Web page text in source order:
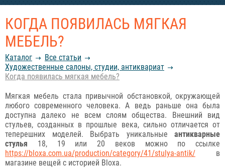
КОГДА ПОЯВИЛАСЬ МЯГКАЯ
МЕБЕЛЬ?
Каталог
Все статьи
Художественные салоны, студии, антиквариат
Когда появилась мягкая мебель?
Мягкая мебель стала привычной обстановкой, окружающей
любого современного человека. А ведь раньше она была
доступна далеко не всем слоям общества. Внешний вид
стульев, созданных в прошлые века, сильно отличается от
теперешних моделей. Выбрать уникальные антикварные
стулья 18, 19 или 20 веков можно по ссылке
https://bloxa.com.ua/production/category/41/stulya-antik/ в
магазине вещей с историей Bloxa.